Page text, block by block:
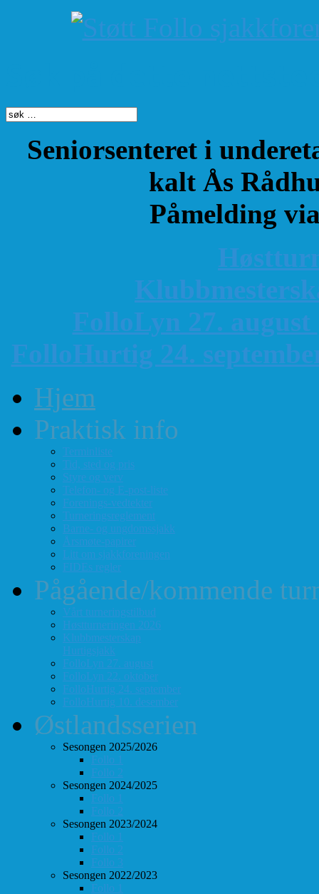
Seniorsenteret i
kalt Ås
Påmelding
K
FolloLyn 27. august
FolloHurtig 24.
Hjem
Praktisk info
Terminliste
Tid, sted og pris
Styre og verv
Telefon- og E-post-liste
Forenings-vedtekter
Turneringsreglement
Barne- og ungdomssjakk
Årsmøte-papirer
Litt om sjakkforeningen
FIDEs regler
Pågående/kommende
Vårt turneringstilbud
Høstturneringen 2026
Klubbmesterskap
Hurtigsjakk
FolloLyn 27. august
FolloLyn 22. oktober
FolloHurtig 24. september
FolloHurtig 10. desember
Østlandsserien
Sesongen 2025/2026
Follo 1
Follo 2
Sesongen 2024/2025
Follo 1
Follo 2
Sesongen 2023/2024
Follo 1
Follo 2
Follo 3
Sesongen 2022/2023
Follo 1